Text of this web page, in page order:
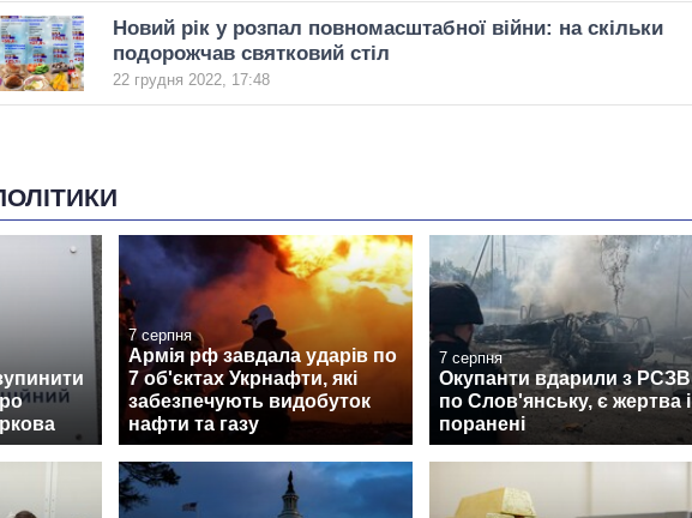
Новий рік у розпал повномасштабної війни: на скільки
подорожчав святковий стіл
22 грудня 2022, 17:48
7 серпня
Армія рф завдала ударів по
7 об'єктах Укрнафти, які
забезпечують видобуток
нафти та газу
7 серпня
Окупанти вдарили з РСЗВ
по Слов'янську, є жертва і
поранені